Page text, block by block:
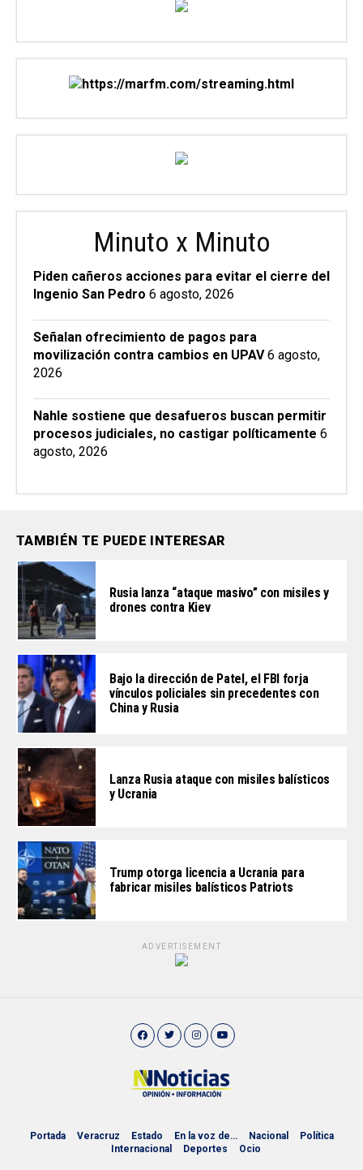
Minuto x Minuto
Piden cañeros acciones para evitar el cierre del
Ingenio San Pedro 6 agosto, 2026
Señalan ofrecimiento de pagos para
movilización contra cambios en UPAV 6 agosto,
2026
Nahle sostiene que desafueros buscan permitir
procesos judiciales, no castigar políticamente 6
agosto, 2026
TAMBIÉN TE PUEDE INTERESAR
Rusia lanza “ataque masivo” con misiles y
drones contra Kiev
Bajo la dirección de Patel, el FBI forja
vínculos policiales sin precedentes con
China y Rusia
Lanza Rusia ataque con misiles balísticos
y Ucrania
Trump otorga licencia a Ucrania para
fabricar misiles balísticos Patriots
ADVERTISEMENT
Portada Veracruz Estado En la voz de… Nacional
Política
Internacional
Deportes Ocio